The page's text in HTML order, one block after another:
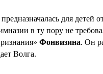
для детей
в ту пору не
Фонвизина. Он
Волга.